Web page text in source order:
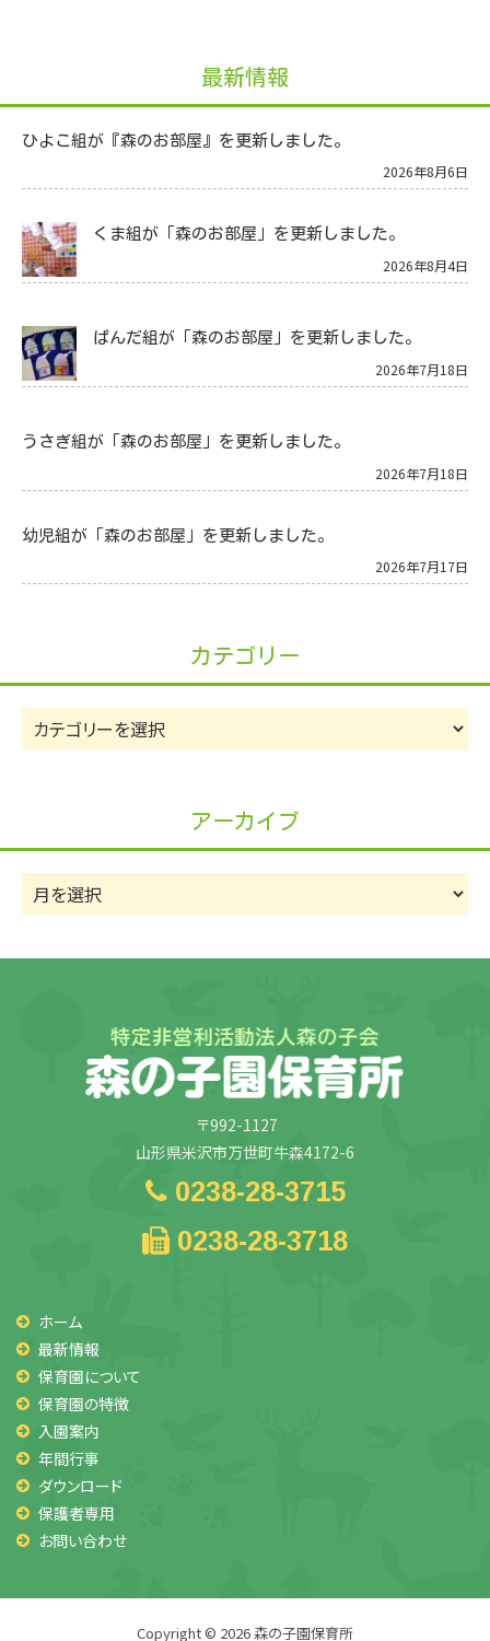
最新情報
ひよこ組が『森のお部屋』を更新しました。
2026年8月6日
くま組が「森のお部屋」を更新しました。
2026年8月4日
ぱんだ組が「森のお部屋」を更新しました。
2026年7月18日
うさぎ組が「森のお部屋」を更新しました。
2026年7月18日
幼児組が「森のお部屋」を更新しました。
2026年7月17日
カテゴリー
カ
テ
アーカイブ
ー
〒992-1127
山形県米沢市万世町牛森4172-6
0238-28-3715
0238-28-3718
ホーム
最新情報
保育園について
保育園の特徴
入園案内
年間行事
ダウンロード
保護者専用
お問い合わせ
Copyright © 2026森の子園保育所